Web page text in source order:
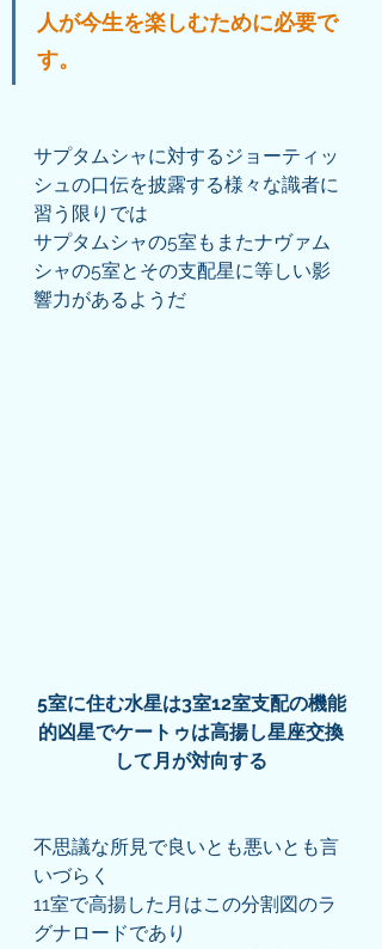
人が今生を楽しむために必要で
す。
サプタムシャに対するジョーティッ
シュの口伝を披露する様々な識者に
習う限りでは
サプタムシャの5室もまたナヴァム
シャの5室とその支配星に等しい影
響力があるようだ
5室に住む水星は3室12室支配の機能
的凶星でケートゥは高揚し星座交換
して月が対向する
不思議な所見で良いとも悪いとも言
いづらく
11室で高揚した月はこの分割図のラ
グナロードであり